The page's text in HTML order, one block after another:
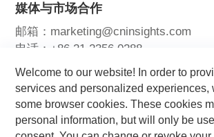
Welcome to our website! In order to
services and personalized experiences,
some browser cookies. These cookies
personal information, but will only be
媒体与市场合作
邮箱：marketing@cninsights.com
电话：+86 21 2356 0288
灼耀峰会 报告洞察 新闻中心
关注我们